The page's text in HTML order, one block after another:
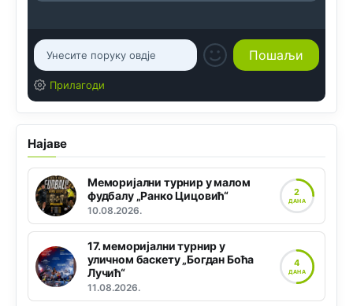
Прилагоди
Најаве
Меморијални турнир у малом
фудбалу „Ранко Цицовић“
10.08.2026.
2
ДАНА
17. меморијални турнир у
уличном баскету „Богдан Боћа
Лучић“
11.08.2026.
4
ДАНА